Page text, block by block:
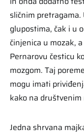
sličnim
glupostima, čak i u
činjenica u mozak,
Pernarovu česticu
mozgom. Taj
mogu imati
kako na
Jedna shrvana